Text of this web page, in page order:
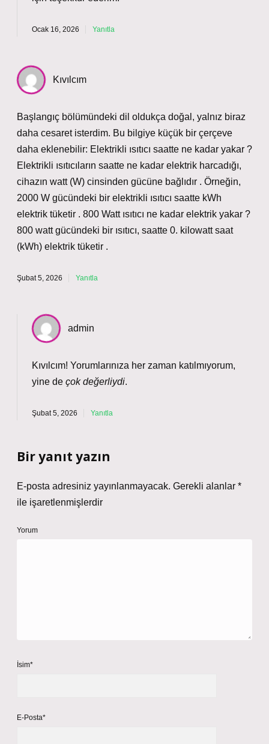
Ocak 16, 2026 Yanıtla
Kıvılcım
Başlangıç bölümündeki dil oldukça doğal, yalnız biraz
daha cesaret isterdim. Bu bilgiye küçük bir çerçeve
daha eklenebilir: Elektrikli ısıtıcı saatte ne kadar yakar ?
Elektrikli ısıtıcıların saatte ne kadar elektrik harcadığı,
cihazın watt (W) cinsinden gücüne bağlıdır . Örneğin,
2000 W gücündeki bir elektrikli ısıtıcı saatte kWh
elektrik tüketir . 800 Watt ısıtıcı ne kadar elektrik yakar ?
800 watt gücündeki bir ısıtıcı, saatte 0. kilowatt saat
(kWh) elektrik tüketir .
Şubat 5, 2026 Yanıtla
admin
Kıvılcım! Yorumlarınıza her zaman katılmıyorum,
yine de çok değerliydi.
Şubat 5, 2026 Yanıtla
Bir yanıt yazın
E-posta adresiniz yayınlanmayacak. Gerekli alanlar *
ile işaretlenmişlerdir
Yorum
İsim*
E-Posta*